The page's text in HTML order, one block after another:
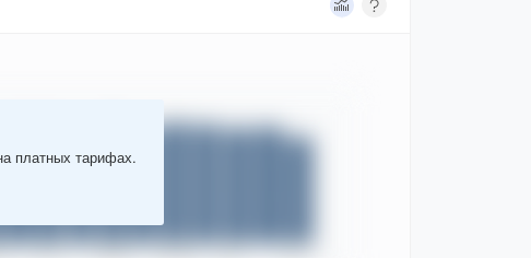
платных тарифах.